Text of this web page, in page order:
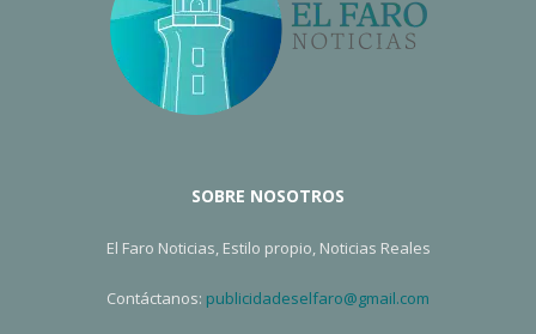
SOBRE NOSOTROS
El Faro Noticias, Estilo propio, Noticias Reales
Contáctanos: publicidadeselfaro@gmail.com